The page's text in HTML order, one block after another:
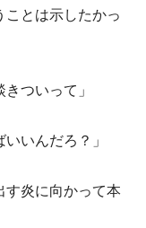
ことは示したかっ
ついって」
いんだろ？」
炎に向かって本